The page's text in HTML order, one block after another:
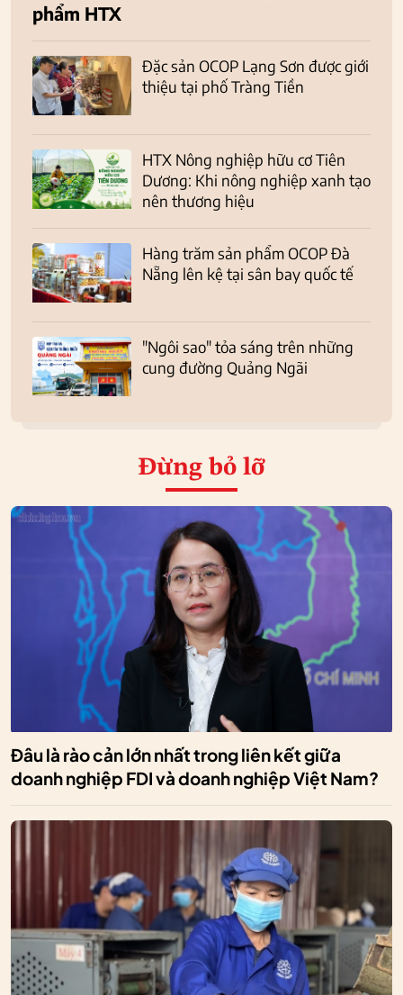
phẩm HTX
Đặc sản OCOP Lạng Sơn được giới
thiệu tại phố Tràng Tiền
HTX Nông nghiệp hữu cơ Tiên
Dương: Khi nông nghiệp xanh tạo
nên thương hiệu
Hàng trăm sản phẩm OCOP Đà
Nẵng lên kệ tại sân bay quốc tế
"Ngôi sao" tỏa sáng trên những
cung đường Quảng Ngãi
Đừng bỏ lỡ
Đâu là rào cản lớn nhất trong liên kết giữa
doanh nghiệp FDI và doanh nghiệp Việt Nam?